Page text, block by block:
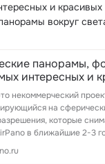
и красивых
вокруг
панорамы,
интересных и
и уголков нашей
вокруг
некоммерческий
на
которые
в ближайшие 2-3
и сделать
горо...